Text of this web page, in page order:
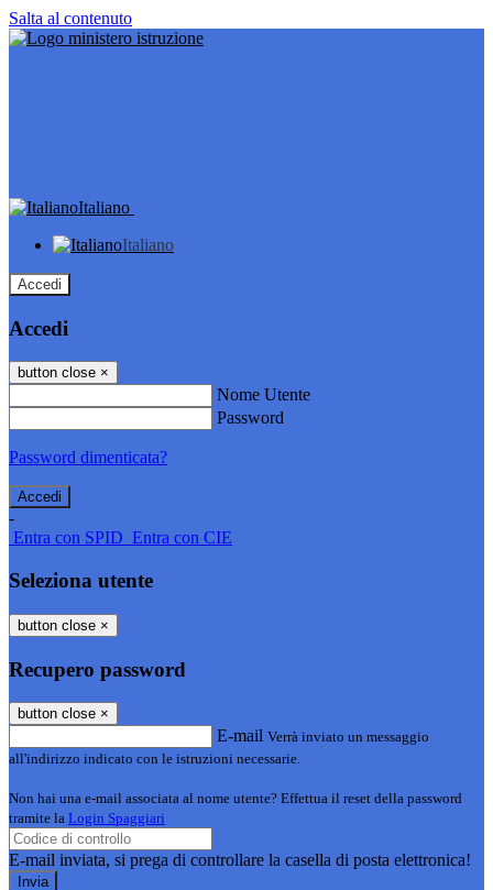
Salta al contenuto
Italiano
Italiano
Accedi
Accedi
button close ×
Nome Utente
Password
Password dimenticata?
-
Entra con SPID Entra con CIE
Seleziona utente
button close ×
Recupero password
button close ×
E-mail Verrà inviato un messaggio
all'indirizzo indicato con le istruzioni necessarie.
Non hai una e-mail associata al nome utente? Effettua il reset della password
tramite la Login Spaggiari
E-mail inviata, si prega di controllare la casella di posta elettronica!